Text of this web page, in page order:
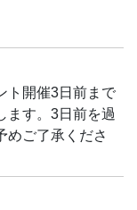
ト開催3日前まで
ます。3日前を過
めご了承くださ